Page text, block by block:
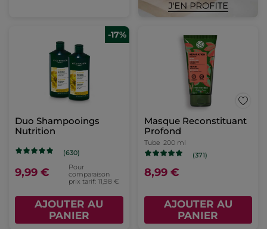
-17%
Duo Shampooings
Nutrition
(630)
9,99 €
Pour
comparaison
prix tarif: 11,98 €
AJOUTER AU
PANIER
Masque Reconstituant
Profond
Tube 200 ml
(371)
8,99 €
AJOUTER AU
PANIER